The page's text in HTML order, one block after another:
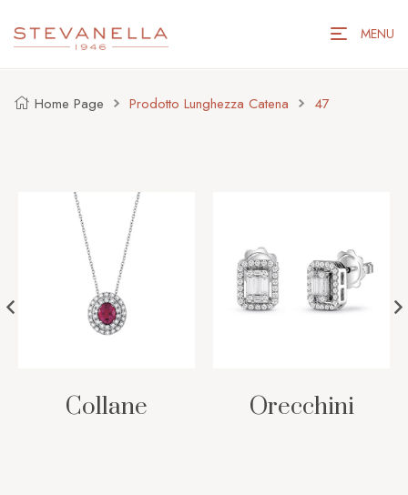
MENU
Home Page Prodotto Lunghezza Catena 47
Collane Orecchini